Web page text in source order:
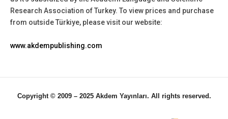
Research Association of Turkey. To view prices and purchase
from outside Türkiye, please visit our website:
www.akdempublishing.com
Copyright © 2009 – 2025 Akdem Yayınları. All rights reserved.